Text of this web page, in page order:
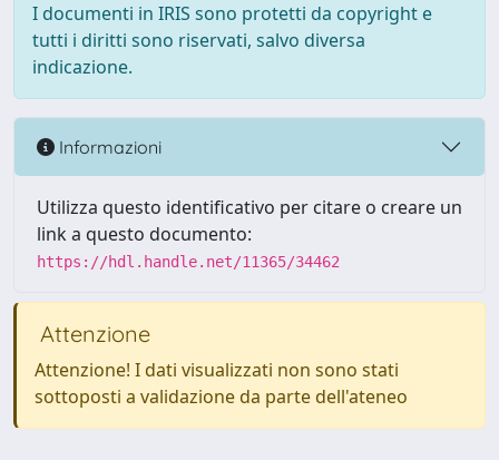
I documenti in IRIS sono protetti da copyright e
tutti i diritti sono riservati, salvo diversa
indicazione.
Informazioni
Utilizza questo identificativo per citare o creare un
link a questo documento:
https://hdl.handle.net/11365/34462
Attenzione
Attenzione! I dati visualizzati non sono stati
sottoposti a validazione da parte dell'ateneo